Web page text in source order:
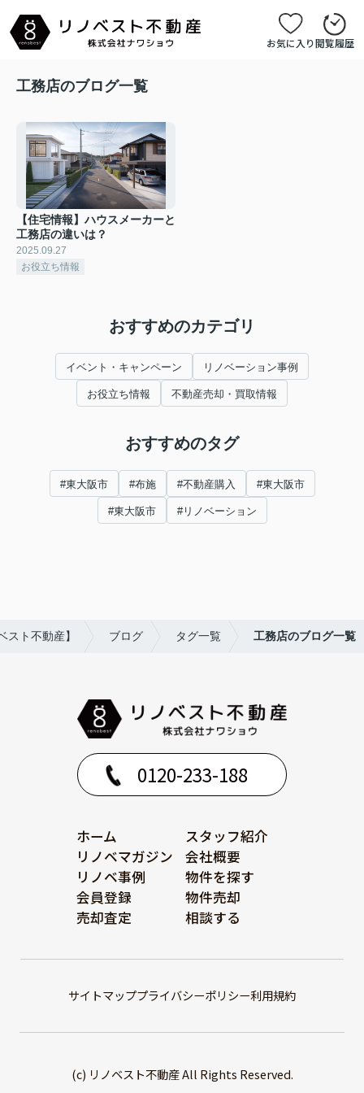
お気に入り閲覧履歴
工務店のブログ一覧
【住宅情報】ハウスメーカーと
工務店の違いは？
2025.09.27
お役立ち情報
おすすめのカテゴリ
イベント・キャンペーン リノベーション事例
お役立ち情報 不動産売却・買取情報
おすすめのタグ
#東大阪市 #布施 #不動産購入 #東大阪市
#東大阪市 #リノベーション
ト不動産】 ブログ タグ一覧 工務店のブログ一覧
0120-233-188
ホーム
スタッフ紹介
リノベマガジン
会社概要
リノベ事例
物件を探す
会員登録
物件売却
売却査定
相談する
サイトマッププライバシーポリシー利用規約
(c) リノベスト不動産 All Rights Reserved.